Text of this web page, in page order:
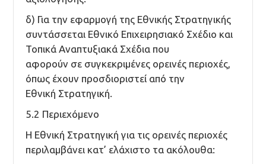
δ) Για την εφαρμογή της Εθνικής Στρατηγικής
συντάσσεται Εθνικό Επιχειρησιακό Σχέδιο και
Τοπικά Αναπτυξιακά Σχέδια που
αφορούν σε συγκεκριμένες ορεινές περιοχές,
όπως έχουν προσδιοριστεί από την
Εθνική Στρατηγική.
5.2 Περιεχόμενο
Η Εθνική Στρατηγική για τις ορεινές περιοχές
περιλαμβάνει κατ’ ελάχιστο τα ακόλουθα: